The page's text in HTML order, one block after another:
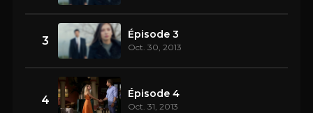
3 Épisode 3
Oct. 30, 2013
4 Épisode 4
Oct. 31, 2013